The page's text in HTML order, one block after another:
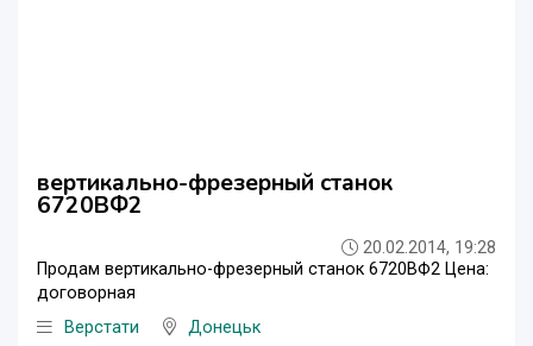
вертикально-фрезерный станок
6720ВФ2
20.02.2014, 19:28
Продам вертикально-фрезерный станок 6720ВФ2 Цена:
договорная
Верстати
Донецьк